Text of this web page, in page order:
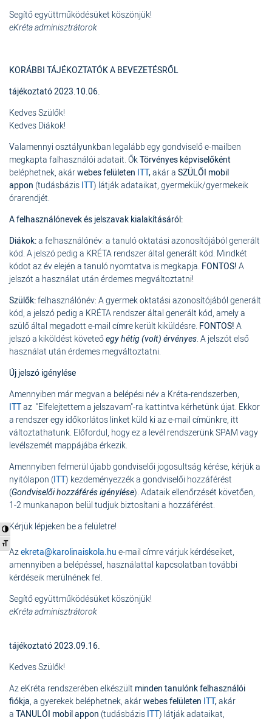
Nagy kontraszt váltása
Betűméret váltása
Segítő együttműködésüket köszönjük!
eKréta adminisztrátorok
KORÁBBI TÁJÉKOZTATÓK A BEVEZETÉSRŐL
tájékoztató 2023.10.06.
Kedves Szülők!
Kedves Diákok!
Valamennyi osztályunkban legalább egy gondviselő e-mailben
megkapta falhasználói adatait. ŐkTörvényes képviselőként
beléphetnek, akárwebes felületen ITT,akár a SZÜLŐI mobil
appon (tudásbázis ITT) látják adataikat, gyermekük/gyermekeik
órarendjét.
A felhasználónevek és jelszavak kialakításáról:
Diákok:a felhasználónév: a tanuló oktatási azonosítójából generált
kód. A jelszó pedig a KRÉTA rendszer által generált kód. Mindkét
kódot az év elején a tanuló nyomtatva is megkapja. FONTOS! A
jelszót a használat után érdemes megváltoztatni!
Szülők:felhasználónév: A gyermek oktatási azonosítójából generált
kód, a jelszó pedig a KRÉTA rendszer által generált kód, amely a
szülő által megadott e-mail címre került kiküldésre. FONTOS! A
jelszó a kiköldést követeőegy hétig (volt) érvényes . A jelszót első
használat után érdemes megváltoztatni.
Új jelszó igénylése
Amennyiben már megvan a belépési név a Kréta-rendszerben,
ITTaz "Elfelejtettem a jelszavam"-ra kattintva kérhetünk újat. Ekkor
a rendszer egy időkorlátos linket küld ki az e-mail címünkre, itt
változtathatunk. Előfordul, hogy ez a levél rendszerünk SPAM vagy
levélszemét mappájába érkezik.
Amennyiben felmerül újabb gondviselői jogosultság kérése, kérjük a
nyitólapon (ITT) kezdeményezzék a gondviselői hozzáférést
(Gondviselői hozzáférés igénylése). Adataik ellenőrzését követően,
1-2 munkanapon belül tudjuk biztosítani a hozzáférést.
Kérjük lépjeken be a felületre!
Az ekreta@karolinaiskola.hu e-mail címre várjuk kérdéseiket,
amennyiben a belépéssel, használattal kapcsolatban további
kérdéseik merülnének fel.
Segítő együttműködésüket köszönjük!
eKréta adminisztrátorok
tájékoztató 2023.09.16.
Kedves Szülők!
Az eKréta rendszerében elkészült minden tanulónkfelhasználói
fiókja , a gyerekek beléphetnek, akárwebes felületen ITT,akár
a TANULÓI mobil appon (tudásbázis ITT) látják adataikat,